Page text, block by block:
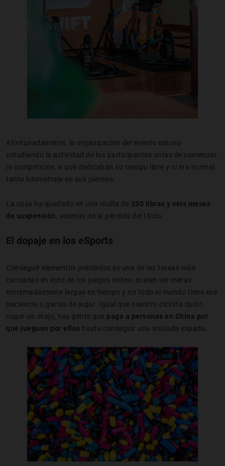
Afortunadamente, la organización del evento estuvo
estudiando la actividad de los participantes antes de comenzar
la competición, a qué dedicaban su tiempo libre y si era normal
tanto kilometraje en sus piernas.
La cosa ha quedado en una multa de 250 libras y seis meses
de suspensión, además de la pérdida del título.
El dopaje en los eSports
Conseguir elementos preciados es una de las tareas más
cansadas en esto de los juegos online, suelen ser metas
extremadamente largas en tiempo y no todo el mundo tiene esa
paciencia o ganas de jugar. Igual que nuestro ciclista quiso
coger un atajo, hay gente que paga a personas en China por
que jueguen por ellos hasta conseguir una ansiada espada.